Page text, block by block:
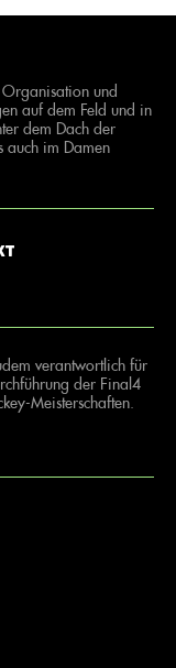
und
auf dem Feld und in
dem Dach der
auch im Damen
verantwortlich für
der Final4
Meisterschaften.